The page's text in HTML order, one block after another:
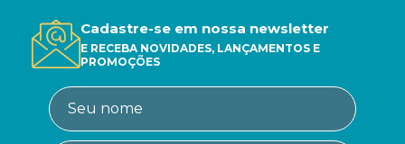
Cadastre-se em nossa newsletter
E RECEBA NOVIDADES, LANÇAMENTOS E
PROMOÇÕES